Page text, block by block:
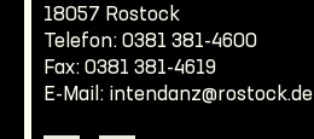
18057 Rostock
Telefon: 0381 381-4600
Fax: 0381 381-4619
E-Mail: intendanz@rostock.de